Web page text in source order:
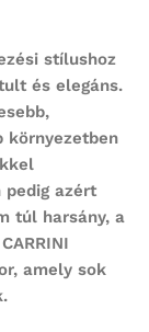
stílushoz
és elegáns.
környezetben
pedig azért
túl harsány, a
amely sok